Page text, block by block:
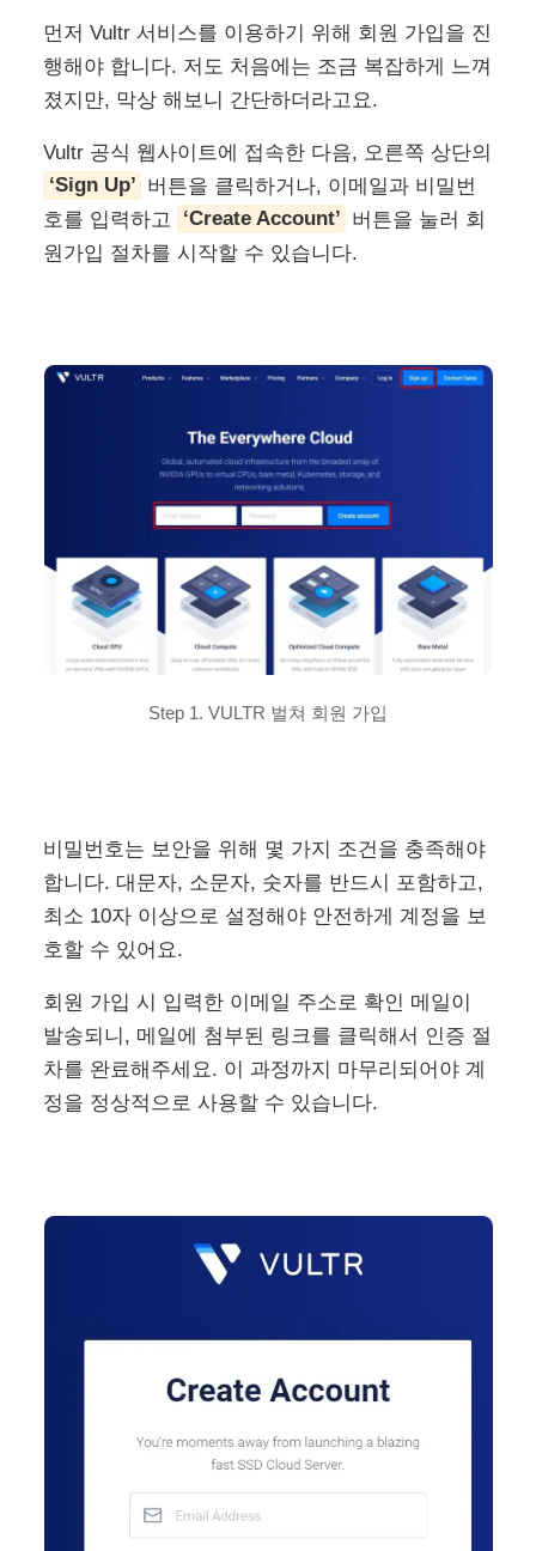
먼저 Vultr 서비스를 이용하기 위해 회원 가입을 진
행해야 합니다. 저도 처음에는 조금 복잡하게 느껴
졌지만, 막상 해보니 간단하더라고요.
Vultr 공식 웹사이트에 접속한 다음, 오른쪽 상단의
‘Sign Up’ 버튼을 클릭하거나, 이메일과 비밀번
호를 입력하고
‘Create Account’ 버튼을 눌러 회
원가입 절차를 시작할 수 있습니다.
Step 1. VULTR 벌쳐 회원 가입
비밀번호는 보안을 위해 몇 가지 조건을 충족해야
합니다. 대문자, 소문자, 숫자를 반드시 포함하고,
최소 10자 이상으로 설정해야 안전하게 계정을 보
호할 수 있어요.
회원 가입 시 입력한 이메일 주소로 확인 메일이
발송되니, 메일에 첨부된 링크를 클릭해서 인증 절
차를 완료해주세요. 이 과정까지 마무리되어야 계
정을 정상적으로 사용할 수 있습니다.